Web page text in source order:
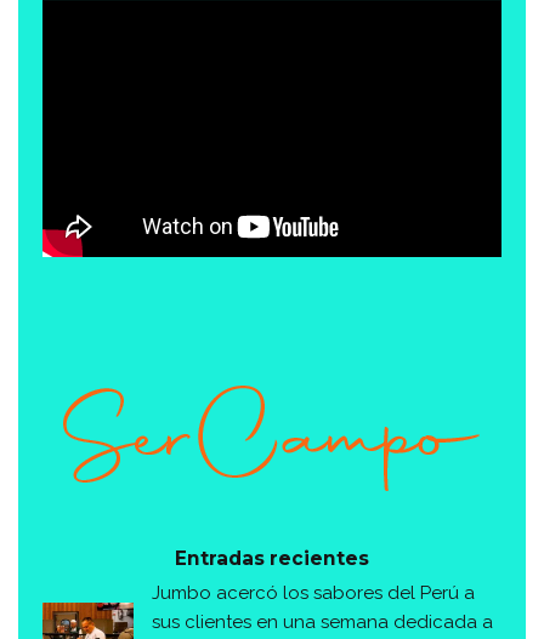
Entradas recientes
Jumbo acercó los sabores del Perú a
sus clientes en una semana dedicada a